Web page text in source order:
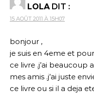
LOLA DIT :
15 AOÛT 2011 À 15H07
bonjour ,
je suis en 4eme et
ce livre .j’ai beaucoup
mes amis .j’ai juste
ce livre ou si il a deja